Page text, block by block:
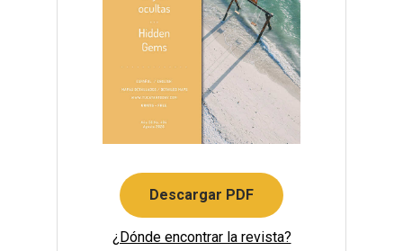
Descargar PDF
¿Dónde encontrar la revista?